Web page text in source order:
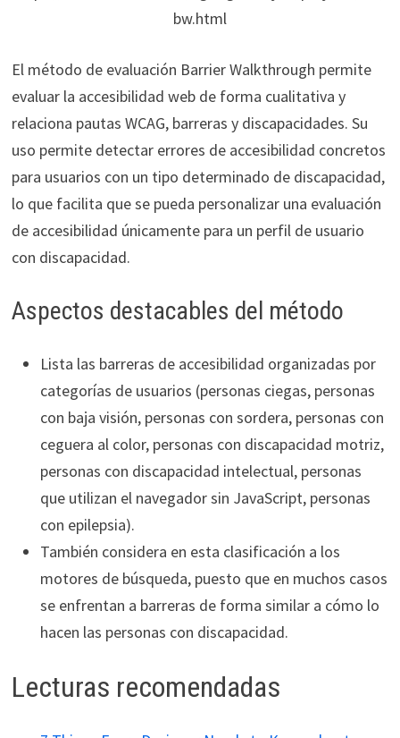
bw.html
El método de evaluación Barrier Walkthrough permite
evaluar la accesibilidad web de forma cualitativa y
relaciona pautas WCAG, barreras y discapacidades. Su
uso permite detectar errores de accesibilidad concretos
para usuarios con un tipo determinado de discapacidad,
lo que facilita que se pueda personalizar una evaluación
de accesibilidad únicamente para un perfil de usuario
con discapacidad.
Aspectos destacables del método
Lista las barreras de accesibilidad organizadas por
categorías de usuarios (personas ciegas, personas
con baja visión, personas con sordera, personas con
ceguera al color, personas con discapacidad motriz,
personas con discapacidad intelectual, personas
que utilizan el navegador sin JavaScript, personas
con epilepsia).
También considera en esta clasificación a los
motores de búsqueda, puesto que en muchos casos
se enfrentan a barreras de forma similar a cómo lo
hacen las personas con discapacidad.
Lecturas recomendadas